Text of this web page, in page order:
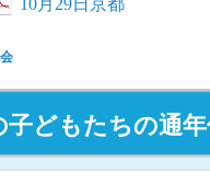
10月29日京都
どもたちの通